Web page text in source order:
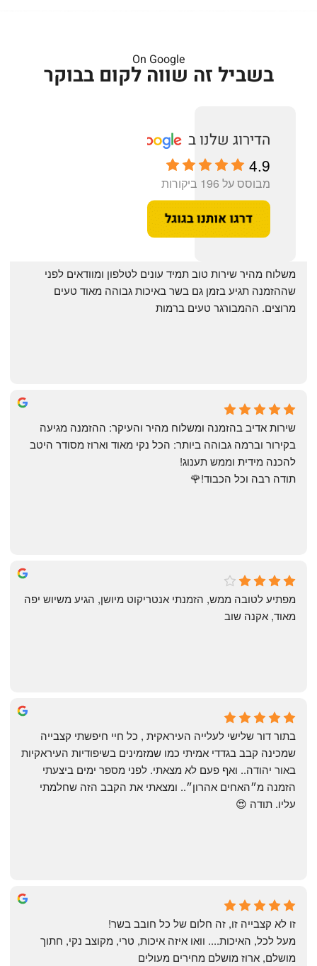
On Google
בשביל זה שווה לקום בבוקר
4.9
מבוסס על 196 ביקורות
May Azulay
a month ago
מרוצים. ההמבורגר טעים ברמות
michal gottfried
4 months ago
להכנה מידית וממש תענוג!
תודה רבה וכל הכבוד!🌹
שי
4 months ago
מאוד, אקנה שוב
Yonatan Menashe
6 months ago
עליו. תודה 😍
זו לא קצבייה זו, זה חלום של כל חובב בשר!
מושלם, ארוז מושלם מחירים מעולים